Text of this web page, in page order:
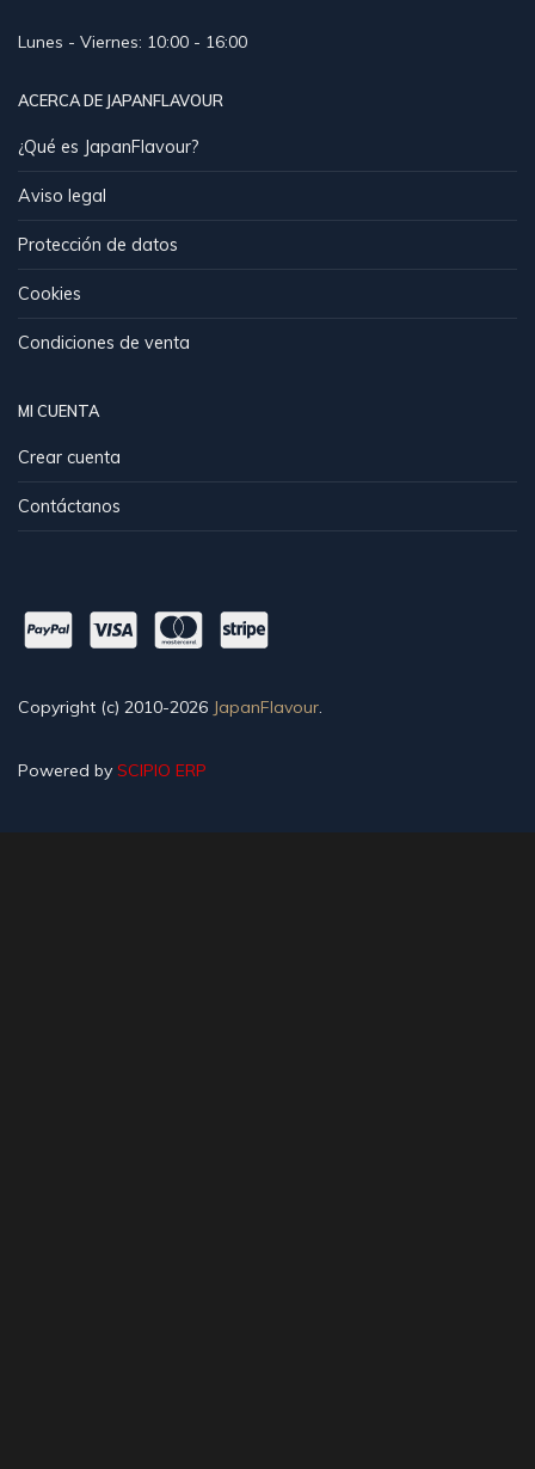
Lunes - Viernes: 10:00 - 16:00
ACERCA DE JAPANFLAVOUR
¿Qué es JapanFlavour?
Aviso legal
Protección de datos
Cookies
Condiciones de venta
MI CUENTA
Crear cuenta
Contáctanos
Copyright (c) 2010-2026 JapanFlavour.
Powered by SCIPIO ERP